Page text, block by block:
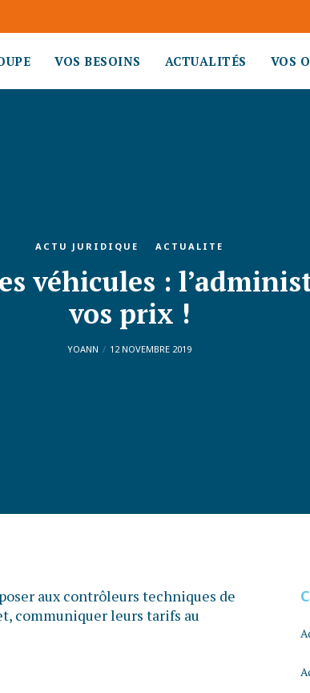
VOS BESOINS ACTUALITÉS VOS
ACTU JURIDIQUE ACTUALITE
véhicules :
vos prix !
YOANN 12 NOVEMBRE 2019
aux contrôleurs techniques de
communiquer leurs tarifs au